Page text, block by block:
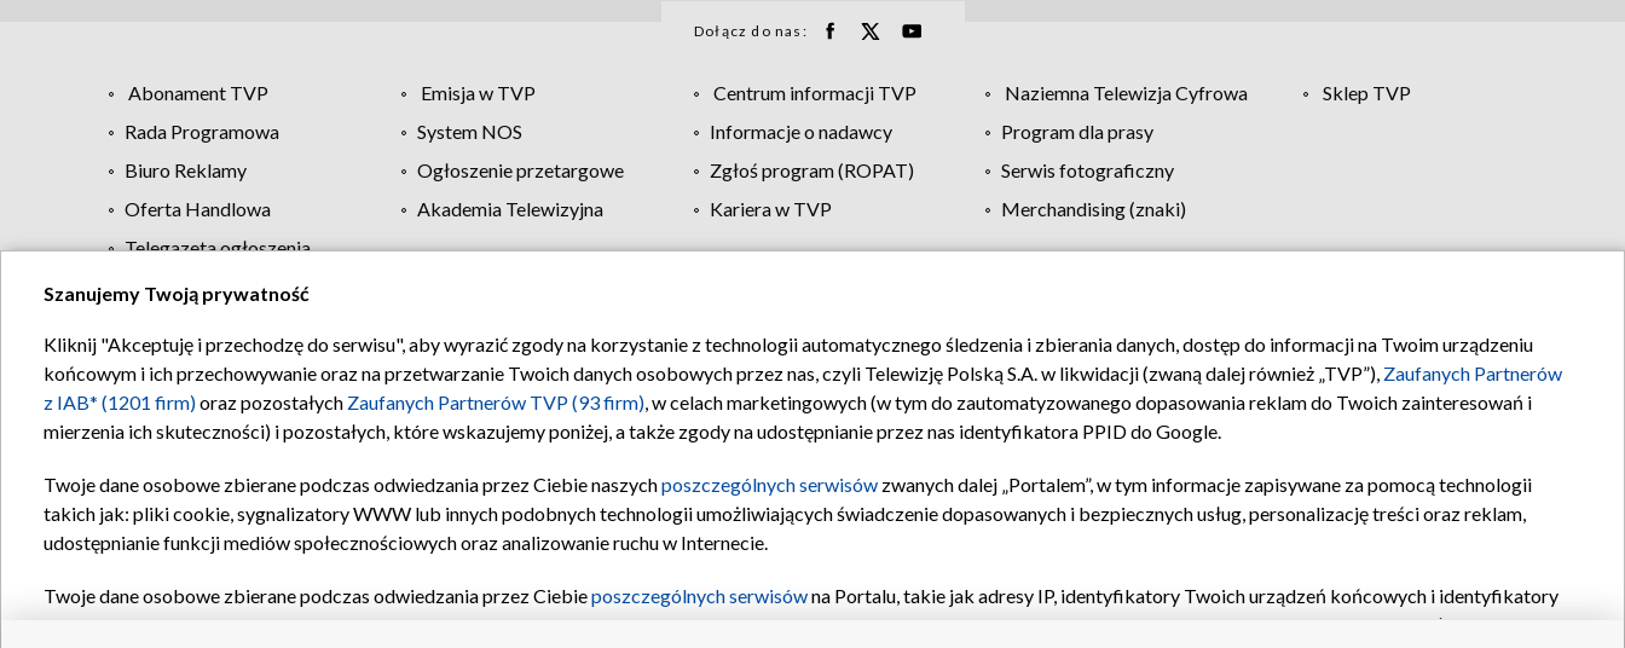
Dołącz do nas:
Abonament TVP Emisja w TVP Centrum informacji TVP Naziemna Telewizja Cyfrowa
Sklep TVP
Rada Programowa
System NOS Informacje o nadawcy
Program dla prasy
Biuro Reklamy
Ogłoszenie przetargowe Zgłoś program (ROPAT)
Serwis fotograficzny
Oferta Handlowa
Akademia Telewizyjna Kariera w TVP
Merchandising (znaki)
Telegazeta ogłoszenia
Regulamin TVP Polityka prywatności Moje zgody Pomoc Biuro reklamy Kontakt
Szanujemy Twoją prywatność
Kliknij "Akceptuję i przechodzę do serwisu", aby wyrazić zgody na korzystanie z technologii automatycznego śledzenia i zbierania danych, dostęp do informacji na Twoim urządzeniu
końcowym i ich przechowywanie oraz na przetwarzanie Twoich danych osobowych przez nas, czyli Telewizję Polską S.A. w likwidacji (zwaną dalej również „TVP”), Zaufanych Partnerów
z IAB* (1201 firm)oraz pozostałych Zaufanych Partnerów TVP (93 firm), w celach marketingowych (w tym do zautomatyzowanego dopasowania reklam do Twoich zainteresowań i
mierzenia ich skuteczności) i pozostałych, które wskazujemy poniżej, a także zgody na udostępnianie przez nas identyfikatora PPID do Google.
Twoje dane osobowe zbierane podczas odwiedzania przez Ciebie naszychposzczególnych serwisów zwanych dalej „Portalem”, w tym informacje zapisywane za pomocą technologii
takich jak: pliki cookie, sygnalizatory WWW lub innych podobnych technologii umożliwiających świadczenie dopasowanych i bezpiecznych usług, personalizację treści oraz reklam,
udostępnianie funkcji mediów społecznościowych oraz analizowanie ruchu w Internecie.
Twoje dane osobowe zbierane podczas odwiedzania przez Ciebieposzczególnych serwisówna Portalu, takie jak adresy IP, identyfikatory Twoich urządzeń końcowych i identyfikatory
oraz pozostałych